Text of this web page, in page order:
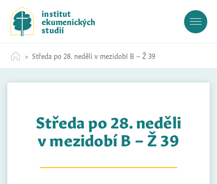
c
institut
ekumenických
studií
Středa po 28. neděli v mezidobí B – Ž 39
Středa po 28. neděli
v mezidobí B – Ž 39